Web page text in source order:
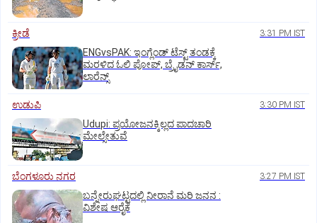
ಕ್ರೀಡೆ 3:31 PM IST
ENGvsPAK: ಇಂಗ್ಲೆಂಡ್‌ ಟೆಸ್ಟ್‌ ತಂಡಕ್ಕೆ
ಮರಳಿದ ಓಲಿ ಪೋಪ್, ಬ್ರೈಡನ್ ಕಾರ್ಸ್,
ಲಾರೆನ್ಸ್
ಉಡುಪಿ 3:30 PM IST
Udupi: ಪ್ರಯೋಜನಕ್ಕಿಲ್ಲದ ಪಾದಚಾರಿ
ಮೇಲ್ಸೇತುವೆ
ಬೆಂಗಳೂರು ನಗರ 3:27 PM IST
ಬನ್ನೇರುಘಟ್ಟದಲ್ಲಿ ನೀರಾನೆ ಮರಿ ಜನನ :
ವಿಶೇಷ ಆರೈಕೆ